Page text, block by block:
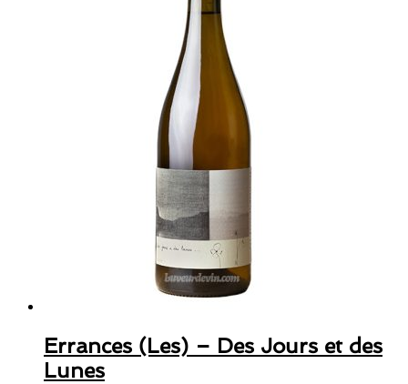
Errances (Les) – Des Jours et des
Lunes